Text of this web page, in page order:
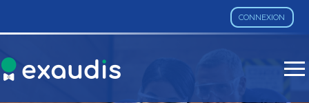
CONNEXION
Aller